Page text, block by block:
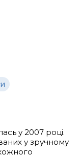
у 2007 році.
у зручному